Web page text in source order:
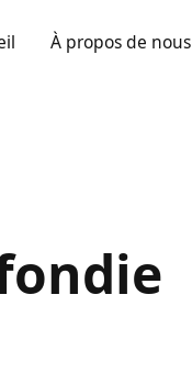
À propos de nous